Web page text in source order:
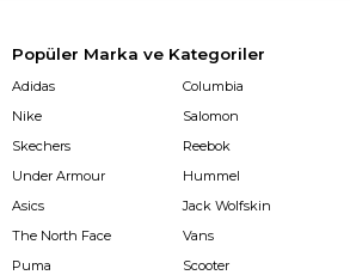
Popüler Marka ve Kategoriler
Adidas
Nike
Skechers
Under Armour
Asics
The North Face
Puma
Columbia
Salomon
Reebok
Hummel
Jack Wolfskin
Vans
Scooter